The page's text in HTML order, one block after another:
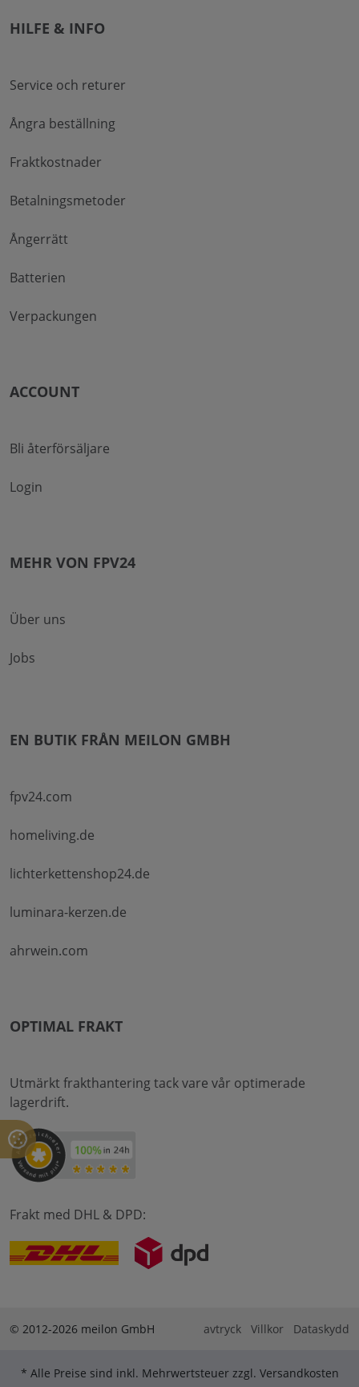
HILFE & INFO
Service och returer
Ångra beställning
Fraktkostnader
Betalningsmetoder
Ångerrätt
Batterien
Verpackungen
ACCOUNT
Bli återförsäljare
Login
MEHR VON FPV24
Über uns
Jobs
EN BUTIK FRÅN MEILON GMBH
fpv24.com
homeliving.de
lichterkettenshop24.de
luminara-kerzen.de
ahrwein.com
OPTIMAL FRAKT
Utmärkt frakthantering tack vare vår optimerade
lagerdrift.
Frakt med DHL & DPD:
© 2012-2026 meilon GmbH avtryck Villkor Dataskydd
* Alle Preise sind inkl. Mehrwertsteuer zzgl. Versandkosten